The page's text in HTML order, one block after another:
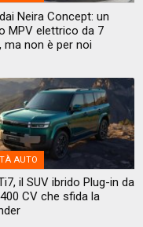
Neira Concept: un
MPV elettrico da 7
ma non è per noi
AUTO
il SUV ibrido Plug-in da
CV che sfida la